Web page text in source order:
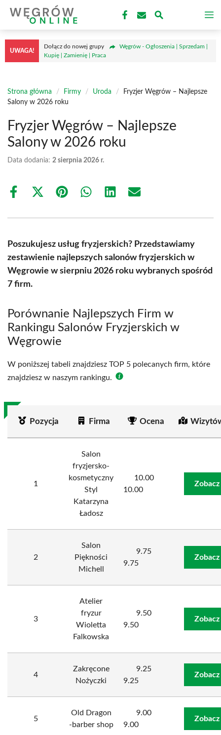
treści
UWAGA!
Dołącz do nowej grupy
Węgrów - Ogłoszenia | Sprzedam |
Kupię | Zamienię | Praca
Strona główna / Firmy / Uroda /
Fryzjer Węgrów – Najlepsze
Salony w 2026 roku
Fryzjer Węgrów – Najlepsze
Salony w 2026 roku
Data dodania: 2 sierpnia 2026 r.
Share
Share
(Twitter)
Share Share Share Share
Poszukujesz usług fryzjerskich? Przedstawiamy
zestawienie najlepszych salonów fryzjerskich w
Węgrowie w sierpniu 2026 roku wybranych spośród
7 firm.
Porównanie Najlepszych Firm w
Rankingu Salonów Fryzjerskich w
Węgrowie
W poniższej tabeli znajdziesz TOP 5 polecanych firm, które
znajdziesz w naszym rankingu.
Pozycja Firma Ocena
1
Salon
fryzjersko-
kosmetyczny
Styl
Katarzyna
Ładosz
10.00
10.00
2
Salon
Piękności
Michell
9.75
9.75
3
Atelier
fryzur
Wioletta
Falkowska
9.50
9.50
4
Zakręcone
Nożyczki
9.25
9.25
5
Old Dragon
-barber shop
9.00
9.00